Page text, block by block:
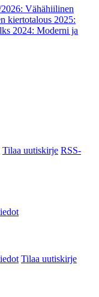
Vähähiilinen
kiertotalous 2025:
2024: Moderni ja
Tilaa uutiskirje RSS-
Tilaa uutiskirje